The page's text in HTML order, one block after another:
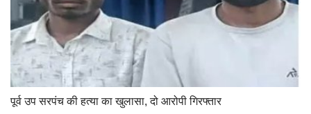
पूर्व उप सरपंच की हत्या का खुलासा, दो आरोपी गिरफ्तार